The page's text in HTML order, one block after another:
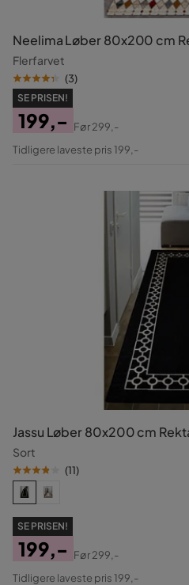
Neelima Løber 80x200 cm
Flerfarvet
(3)
SE PRISEN!
Pris
199,-
Original
Før299,-
Tidligere laveste pris 199,-
Jassu Løber 80x200 cm
Sort
(11)
SE PRISEN!
Pris
199,-
Original
Før299,-
Tidligere laveste pris 199,-